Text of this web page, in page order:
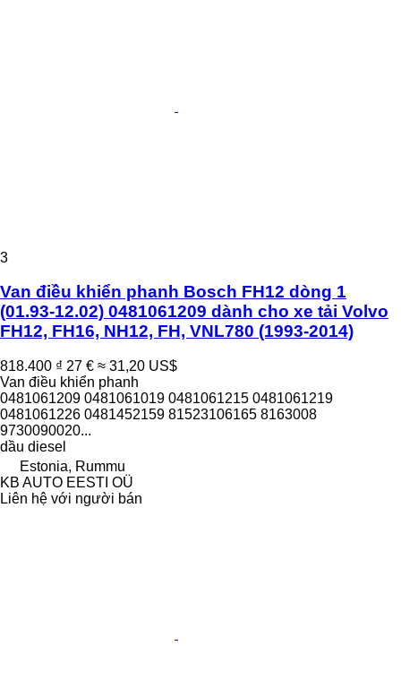
3
Van điều khiển phanh Bosch FH12 dòng 1
(01.93-12.02) 0481061209 dành cho xe tải Volvo
FH12, FH16, NH12, FH, VNL780 (1993-2014)
818.400 ₫ 27 € ≈ 31,20 US$
Van điều khiển phanh
0481061209 0481061019 0481061215 0481061219
0481061226 0481452159 81523106165 8163008
9730090020...
dầu diesel
Estonia, Rummu
KB AUTO EESTI OÜ
Liên hệ với người bán